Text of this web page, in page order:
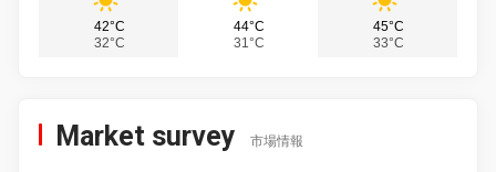
42°C
32°C
44°C
31°C
45°C
33°C
Market survey 市場情報